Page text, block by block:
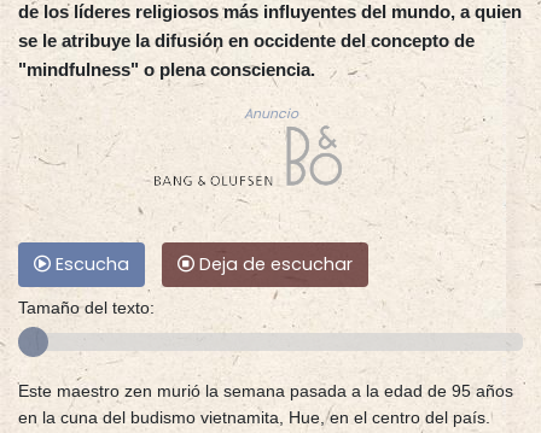
de los líderes religiosos más influyentes del mundo, a quien
se le atribuye la difusión en occidente del concepto de
"mindfulness" o plena consciencia.
Anuncio
Escucha Deja de escuchar
Tamaño del texto:
Este maestro zen murió la semana pasada a la edad de 95 años
en la cuna del budismo vietnamita, Hue, en el centro del país.